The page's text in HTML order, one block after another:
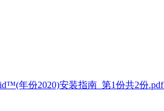
年份2020)安装指南_第1份共2份.pdf